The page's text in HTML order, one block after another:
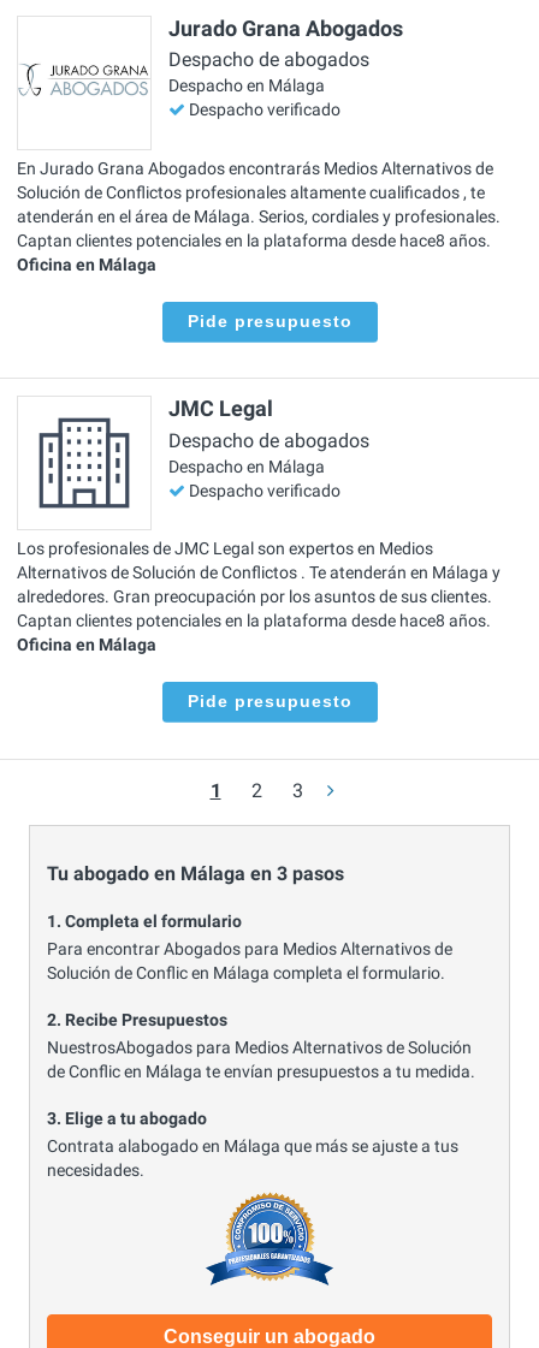
Jurado Grana Abogados
Despacho de abogados
Despacho en Málaga
Despacho verificado
En Jurado Grana Abogados encontrarás Medios Alternativos de
Solución de Conflictos profesionales altamente cualificados , te
atenderán en el área de Málaga. Serios, cordiales y profesionales.
Captan clientes potenciales en la plataforma desde hace8 años.
Oficina en Málaga
Pide presupuesto
JMC Legal
Despacho de abogados
Despacho en Málaga
Despacho verificado
Los profesionales de JMC Legal son expertos en Medios
Alternativos de Solución de Conflictos . Te atenderán en Málaga y
alrededores. Gran preocupación por los asuntos de sus clientes.
Captan clientes potenciales en la plataforma desde hace8 años.
Oficina en Málaga
Pide presupuesto
1 2 3
Tu abogado en Málaga en 3 pasos
1. Completa el formulario
Para encontrar Abogados para Medios Alternativos de
Solución de Conflic en Málaga completa el formulario.
2. Recibe Presupuestos
NuestrosAbogados para Medios Alternativos de Solución
de Conflic en Málaga te envían presupuestos a tu medida.
3. Elige a tu abogado
Contrata alabogado en Málaga que más se ajuste a tus
necesidades.
Conseguir un abogado